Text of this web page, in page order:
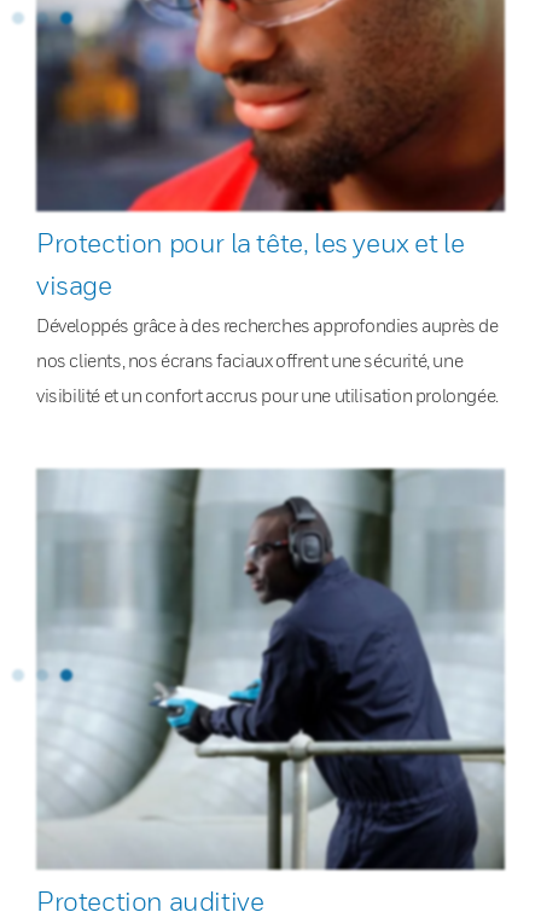
Protection pour la tête, les yeux et le
visage
Développés grâce à des recherches approfondies auprès de
nos clients, nos écrans faciaux offrent une sécurité, une
visibilité et un confort accrus pour une utilisation prolongée.
Protection auditive